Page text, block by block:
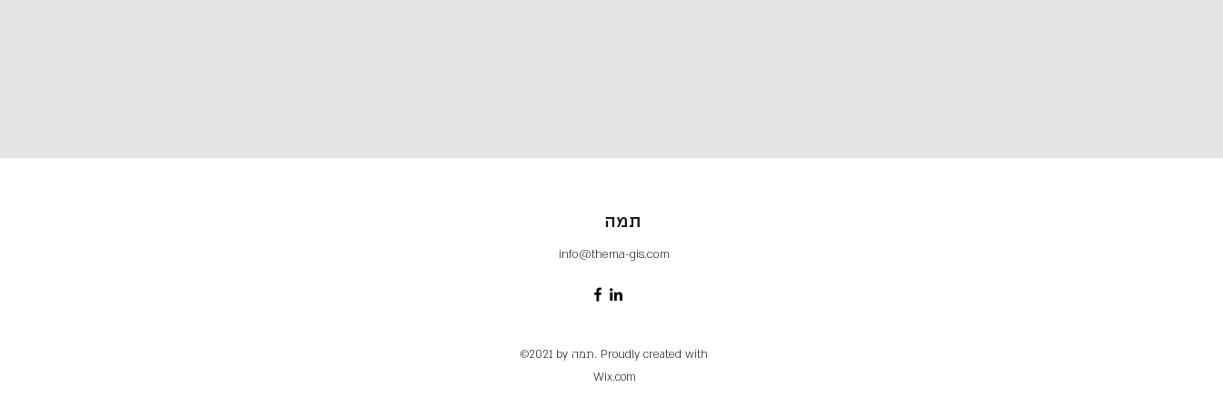
תמה
info@thema-gis.com
©2021 by תמה. Proudly created with
Wix.com